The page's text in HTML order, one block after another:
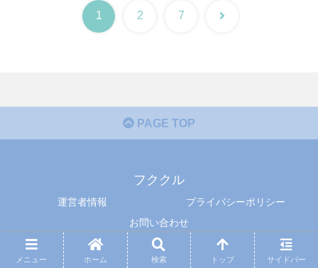
1 2 7 次
PAGE TOP
フククル
運営者情報
プライバシーポリシー
お問い合わせ
© 2015 フククル.
メニュー ホーム 検索 トップ サイドバー